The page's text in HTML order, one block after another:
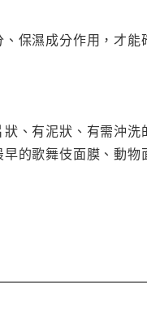
保濕成分作用，才能
、有泥狀、有需沖洗
的歌舞伎面膜、動物